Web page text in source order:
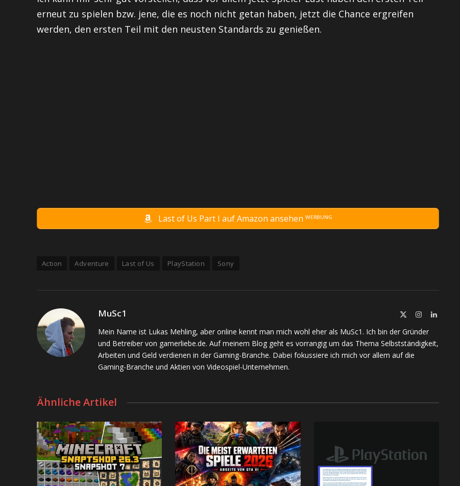
erneut zu spielen bzw. jene, die es noch nicht getan haben, jetzt die Chance ergreifen
werden, den ersten Teil mit den neusten Standards zu genießen.
Last of Us Part I auf Amazon ansehen ᵂᴱᴿᴮᵁᴺᴳ
Action Adventure Last of Us PlayStation Sony
MuSc1 InstagramLinkedIn
Mein Name ist Lukas Mehling, aber online kennt man mich wohl eher als MuSc1. Ich bin der Gründer
und Betreiber von gamerliebe.de. Auf meinem Blog geht es vorrangig um das Thema Selbstständigkeit,
Arbeiten und Geld verdienen in der Gaming-Branche. Dabei fokussiere ich mich vor allem auf die
Gaming-Branche und Aktien von Videospiel-Unternehmen.
Ähnliche Artikel